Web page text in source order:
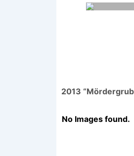
2013
No Images found.